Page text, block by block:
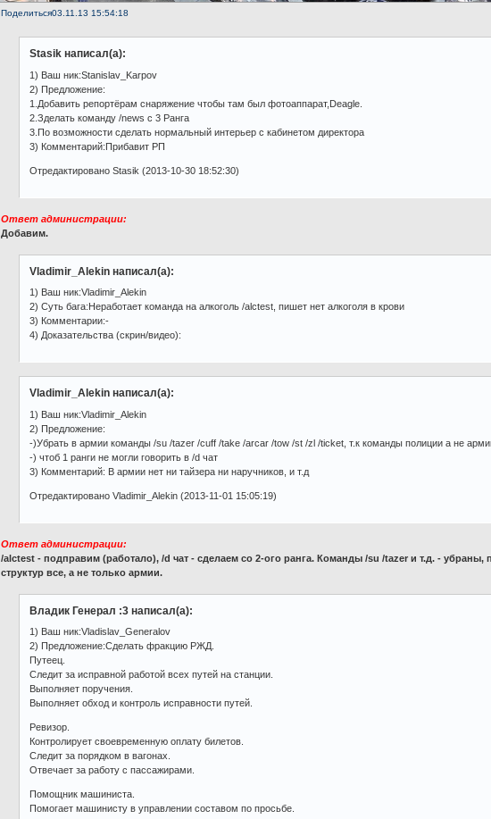
Поделиться03.11.13 15:54:18
Stasik написал(а):
1) Ваш ник:Stanislav_Karpov
2) Предложение:
1.Добавить репортёрам снаряжение чтобы там был фотоаппарат,Deagle.
2.Зделать команду /news с 3 Ранга
3.По возможности сделать нормальный интерьер с кабинетом директора
3) Комментарий:Прибавит РП
Отредактировано Stasik (2013-10-30 18:52:30)
Ответ администрации:
Добавим.
Vladimir_Alekin написал(а):
1) Ваш ник:Vladimir_Alekin
2) Суть бага:Неработает команда на алкоголь /alctest, пишет нет алкоголя в крови
3) Комментарии:-
4) Доказательства (скрин/видео):
Vladimir_Alekin написал(а):
1) Ваш ник:Vladimir_Alekin
2) Предложение:
-)Убрать в армии команды /su /tazer /cuff /take /arcar /tow /st /zl /ticket, т.к команды полиции а не
-) чтоб 1 ранги не могли говорить в /d чат
3) Комментарий: В армии нет ни тайзера ни наручников, и т.д
Отредактировано Vladimir_Alekin (2013-11-01 15:05:19)
Ответ администрации:
/alctest - подправим (работало), /d чат - сделаем со 2-ого ранга. Команды /su /tazer и т.д. -
структур все, а не только армии.
Владик Генерал :3 написал(а):
1) Ваш ник:Vladislav_Generalov
2) Предложение:Сделать фракцию РЖД.
Путеец.
Следит за исправной работой всех путей на станции.
Выполняет поручения.
Выполняет обход и контроль исправности путей.
Ревизор.
Контролирует своевременную оплату билетов.
Следит за порядком в вагонах.
Отвечает за работу с пассажирами.
Помощник машиниста.
Помогает машинисту в управлении составом по просьбе.